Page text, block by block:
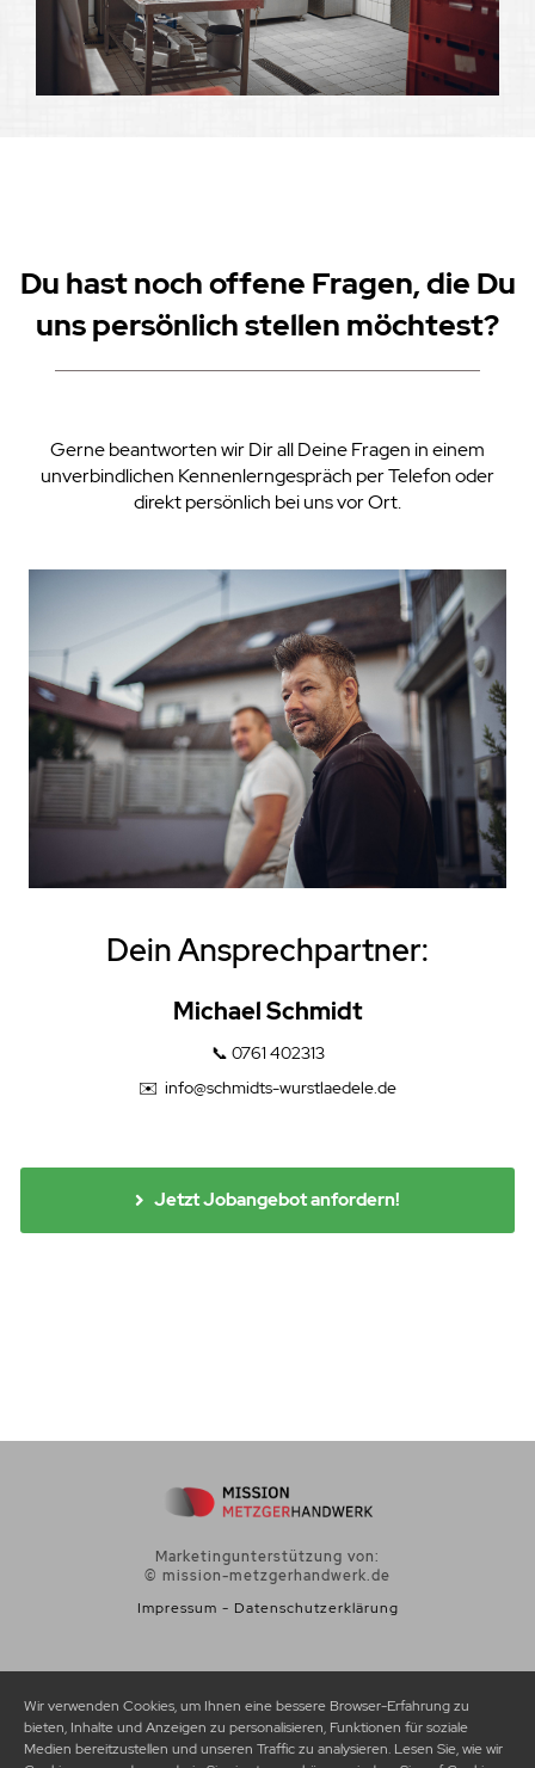
Du hast noch offene Fragen, die Du
uns persönlich stellen möchtest?
Gerne beantworten wir Dir all Deine Fragen in einem
unverbindlichen Kennenlerngespräch per Telefon oder
direkt persönlich bei uns vor Ort.
Dein Ansprechpartner:
Michael Schmidt
📞 0761 402313
✉️ info@schmidts-wurstlaedele.de
Jetzt Jobangebot anfordern!
Marketingunterstützung von:
© mission-metzgerhandwerk.de
Impressum - Datenschutzerklärung
Wir verwenden Cookies, um Ihnen eine bessere Browser-Erfahrung zu
bieten, Inhalte und Anzeigen zu personalisieren, Funktionen für soziale
Medien bereitzustellen und unseren Traffic zu analysieren. Lesen Sie, wie wir